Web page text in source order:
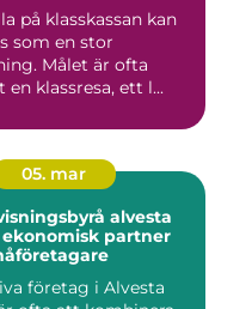
på klasskassan kan
som en stor
Målet är ofta
tydligt en klassresa, ett l...
05. mar
alvesta
partner
företag i Alvesta